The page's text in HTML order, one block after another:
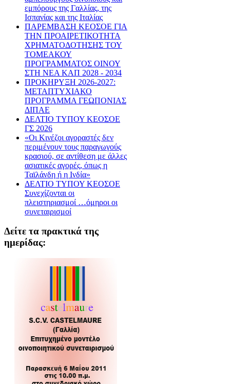
εμπόρους της Γαλλίας, της
Ισπανίας και της Ιταλίας
ΠΑΡΕΜΒΑΣΗ ΚΕΟΣΟΕ ΓΙΑ
ΤΗΝ ΠΡΟΑΙΡΕΤΙΚΟΤΗΤΑ
ΧΡΗΜΑΤΟΔΟΤΗΣΗΣ ΤΟΥ
ΤΟΜΕΑΚΟΥ
ΠΡΟΓΡΑΜΜΑΤΟΣ ΟΙΝΟΥ
ΣΤΗ ΝΕΑ ΚΑΠ 2028 - 2034
ΠΡΟΚΗΡΥΞΗ 2026-2027:
ΜΕΤΑΠΤΥΧΙΑΚΟ
ΠΡΟΓΡΑΜΜΑ ΓΕΩΠΟΝΙΑΣ
ΔΙΠΑΕ
ΔΕΛΤΙΟ ΤΥΠΟΥ ΚΕΟΣΟΕ
ΓΣ 2026
«Οι Κινέζοι αγοραστές δεν
περιμένουν τους παραγωγούς
κρασιού, σε αντίθεση με άλλες
ασιατικές αγορές, όπως η
Ταϊλάνδη ή η Ινδία»
ΔΕΛΤΙΟ ΤΥΠΟΥ ΚΕΟΣΟΕ
Συνεχίζονται οι
πλειστηριασμοί …όμηροι οι
συνεταιρισμοί
Δείτε τα πρακτικά της
ημερίδας: